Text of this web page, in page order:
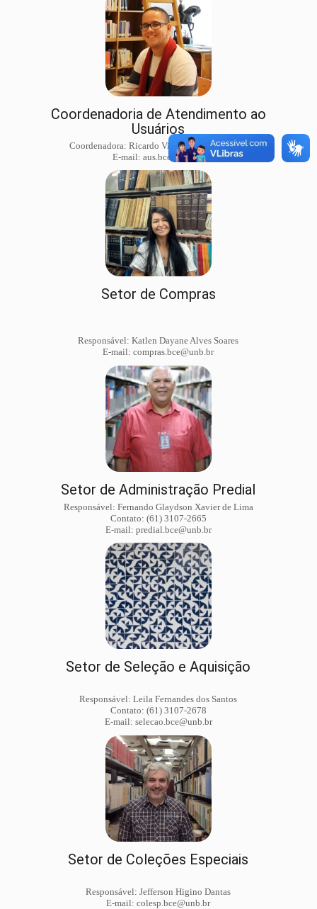
Coordenadoria de Atendimento ao
Usuários
Coordenadora: Ricardo Vinícius Mendes Rosa
E-mail: aus.bce@unb.br
Setor de Compras
Responsável: Katlen Dayane Alves Soares
E-mail: compras.bce@unb.br
Setor de Administração Predial
Responsável: Fernando Glaydson Xavier de Lima
Contato: (61) 3107-2665
E-mail: predial.bce@unb.br
Setor de Seleção e Aquisição
Responsável: Leila Fernandes dos Santos
Contato: (61) 3107-2678
E-mail: selecao.bce@unb.br
Setor de Coleções Especiais
Responsável: Jefferson Higino Dantas
E-mail: colesp.bce@unb.br